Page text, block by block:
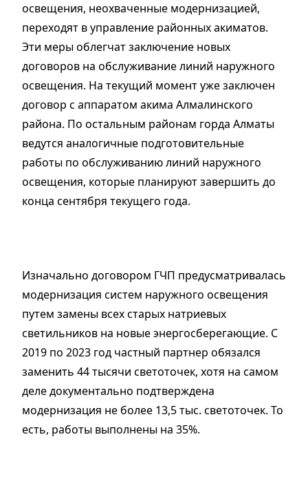
освещения, неохваченные модернизацией,
переходят в управление районных акиматов.
Эти меры облегчат заключение новых
договоров на обслуживание линий наружного
освещения. На текущий момент уже заключен
договор с аппаратом акима Алмалинского
района. По остальным районам горда Алматы
ведутся аналогичные подготовительные
работы по обслуживанию линий наружного
освещения, которые планируют завершить до
конца сентября текущего года.
Изначально договором ГЧП предусматривалась
модернизация систем наружного освещения
путем замены всех старых натриевых
светильников на новые энергосберегающие. С
2019 по 2023 год частный партнер обязался
заменить 44 тысячи светоточек, хотя на самом
деле документально подтверждена
модернизация не более 13,5 тыс. светоточек. То
есть, работы выполнены на 35%.